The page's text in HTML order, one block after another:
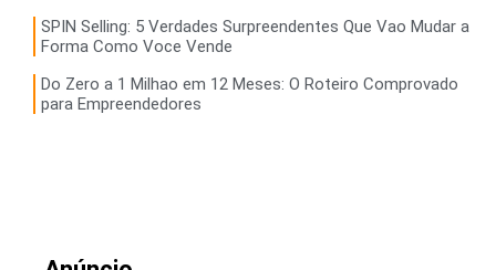
SPIN Selling: 5 Verdades Surpreendentes Que Vao Mudar a
Forma Como Voce Vende
Do Zero a 1 Milhao em 12 Meses: O Roteiro Comprovado
para Empreendedores